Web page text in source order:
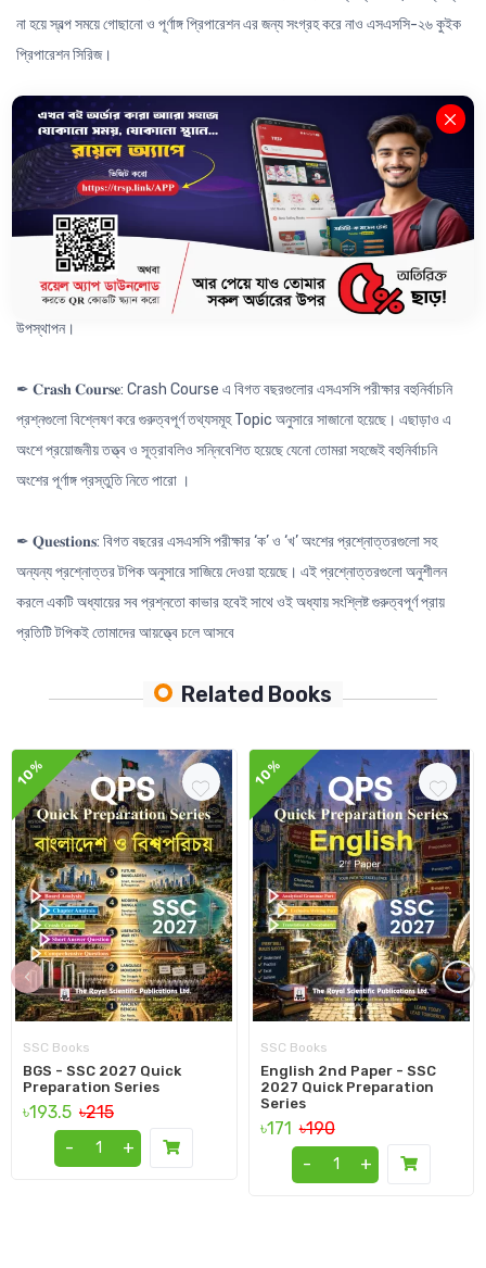
না হয়ে স্বল্প সময়ে গোছানো ও পূর্ণাঙ্গ প্রিপারেশন এর জন্য সংগ্রহ করে নাও এসএসসি-২৬ কুইক
প্রিপারেশন সিরিজ।
যেখানে থাকছে -
✒ 𝐂𝐨𝐦𝐩𝐫𝐞𝐡𝐞𝐧𝐬𝐢𝐯𝐞 𝐐𝐮𝐞𝐬𝐭𝐢𝐨𝐧: বিগত বছরের প্রশ্নগুলো Analysis করে তৈরি করা
প্রতিটি অধ্যায়ের ২-৩ টি CQ যা অনুশীলনের মাধ্যমে পুরো অধ্যায়ের সকল গুরুত্বপূর্ণ
Concept তো কাভার হবেই; সাথে বিগত বছরের সকল বোর্ড প্রশ্ন সমাধান করা হয়ে যাবে।
✒ 𝐁𝐨𝐚𝐫𝐝 𝐀𝐧𝐚𝐥𝐲𝐬𝐢𝐬: বোর্ড এনালাইসিস এর মাধ্যমে কোনো একটি অধ্যায় MCQ বা CQ এর
জন্য কোন Topic টি কোন বোর্ডের জন্য কতটা গুরুত্বপূর্ণ চুলচেরা বিশ্লেষণের মাধ্যমে
উপস্থাপন।
✒ 𝐂𝐫𝐚𝐬𝐡 𝐂𝐨𝐮𝐫𝐬𝐞: Crash Course এ বিগত বছরগুলোর এসএসসি পরীক্ষার বহুনির্বাচনি
প্রশ্নগুলো বিশ্লেষণ করে গুরুত্বপূর্ণ তথ্যসমূহ Topic অনুসারে সাজানো হয়েছে। এছাড়াও এ
অংশে প্রয়োজনীয় তত্ত্ব ও সূত্রাবলিও সন্নিবেশিত হয়েছে যেনো তোমরা সহজেই বহুনির্বাচনি
অংশের পূর্ণাঙ্গ প্রস্তুতি নিতে পারো ।
✒ 𝐐𝐮𝐞𝐬𝐭𝐢𝐨𝐧𝐬: বিগত বছরের এসএসসি পরীক্ষার ‘ক’ ও ‘খ’ অংশের প্রশ্নোত্তরগুলো সহ
অন্যন্য প্রশ্নোত্তর টপিক অনুসারে সাজিয়ে দেওয়া হয়েছে। এই প্রশ্নোত্তরগুলো অনুশীলন
করলে একটি অধ্যায়ের সব প্রশ্নতো কাভার হবেই সাথে ওই অধ্যায় সংশ্লিষ্ট গুরুত্বপূর্ণ প্রায়
প্রতিটি টপিকই তোমাদের আয়ত্ত্বে চলে আসবে
Related Books
10%
SSC Books
BGS - SSC 2027 Quick
Preparation Series
৳193.5 ৳215
-
+
10%
SSC Books
English 2nd Paper - SSC
2027 Quick Preparation
Series
৳171 ৳190
-
+
‹ ›